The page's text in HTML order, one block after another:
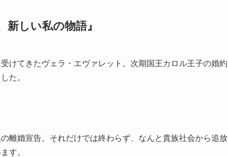
新しい私の物語』
けてきたヴェラ・エヴァレット。次期国王カロル王子の婚約
た。
離婚宣告。それだけでは終わらず、なんと貴族社会から追放
す。